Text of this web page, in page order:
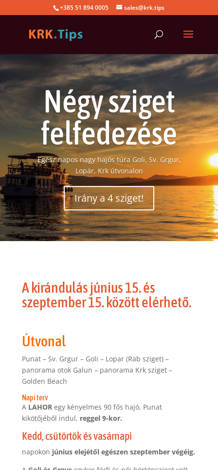
+385 51 894 0005 sales@krk.tips
Négy sziget
felfedezése
Egész napos nagy hajós túra Goli, Sv. Grgur,
Lopár, Krk útvonalon
Irány a 4 sziget!
A kirándulás június 15. és
szeptember 15. között elérhető.
Útvonal
Punat – Sv. Grgur – Goli – Lopar (Rab sziget) –
panorama otok Galun – panorama Krk sziget –
Golden Beach
Napi terv
A LAHORegy kényelmes 90 fős hajó, Punat
kikötőjéből indul, reggel 9-kor.
Kedd, csütörtök és vasárnapi
napokon június elejétől egészen szeptember végéig.